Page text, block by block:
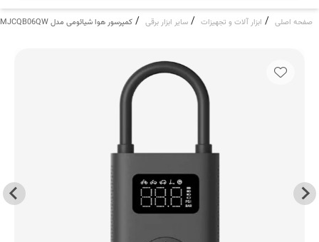
صفحه اصلی / ابزار آلات و تجهیزات / سایر ابزار برقی / کمپرسور هوا شیائومی مدل Xiaomi Air Compressor 2 MJCQB06QW